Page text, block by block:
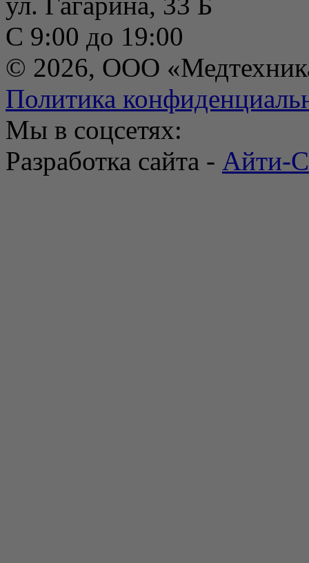
С 9:00 до 19:00
© 2026, ООО
Политика
Мы в соцсетях:
Разработка сайта - Айти-